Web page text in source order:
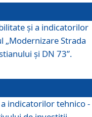
şi a indicatorilor
Strada
și DN 73”.
indicatorilor tehnico -